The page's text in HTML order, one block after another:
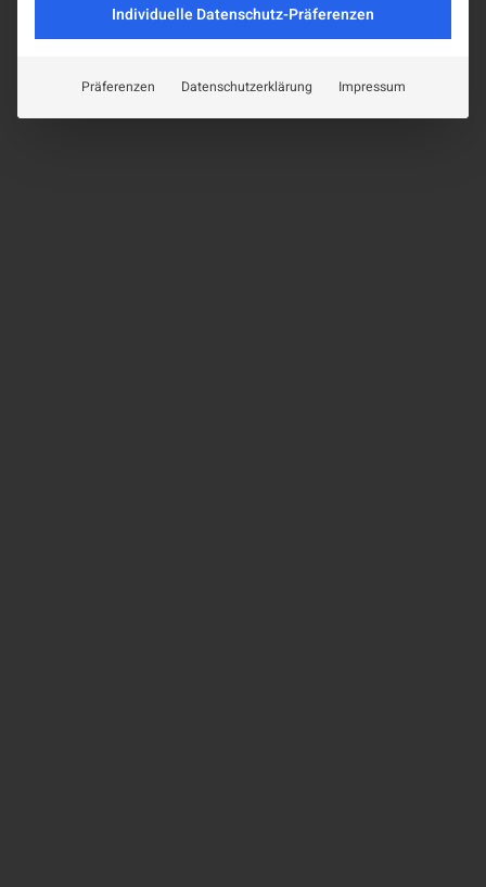
Individuelle Datenschutz-Präferenzen
Präferenzen Datenschutzerklärung Impressum